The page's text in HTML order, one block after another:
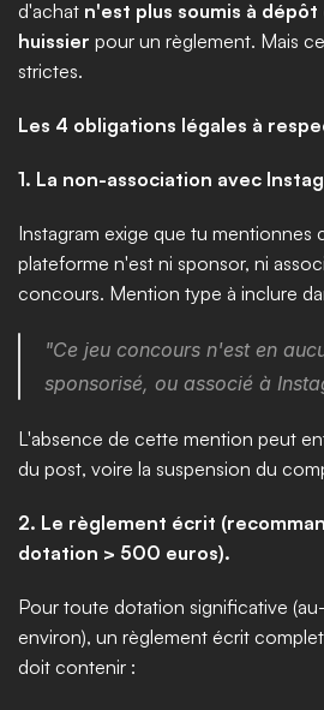
d'achat n'est plus soumis à
huissier pour un règlement. Mais
strictes.
Les 4 obligations légales à
1. La non-association avec
Instagram exige que tu mentionnes
plateforme n'est ni sponsor, ni
concours. Mention type à inclure
"Ce jeu concours n'est en
sponsorisé, ou associé à
L'absence de cette mention peut
du post, voire la suspension du
2. Le règlement écrit
dotation > 500 euros).
Pour toute dotation significative
environ), un règlement écrit
doit contenir :